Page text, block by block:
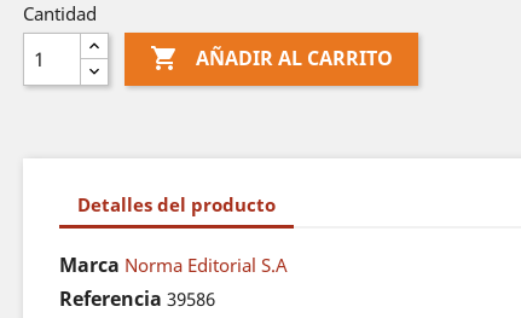
Cantidad
 AÑADIR AL CARRITO
Detalles del producto
Marca Norma Editorial S.A
Referencia 39586